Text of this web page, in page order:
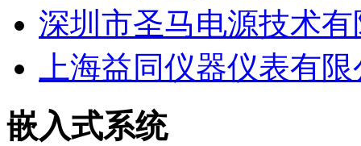
深圳市圣马电源技术
上海益同仪器仪表有
嵌入式系统